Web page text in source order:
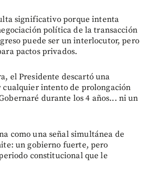
significativo porque intenta
política de la transacción
puede ser un interlocutor, pero
pactos privados.
el Presidente descartó una
cualquier intento de prolongación
durante los 4 años... ni un
como una señal simultánea de
un gobierno fuerte, pero
constitucional que le